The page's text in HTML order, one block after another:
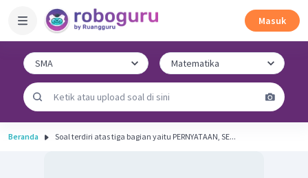
Masuk
Beranda Soal terdiri atas tiga bagian yaitu PERNYATAAN, SE...